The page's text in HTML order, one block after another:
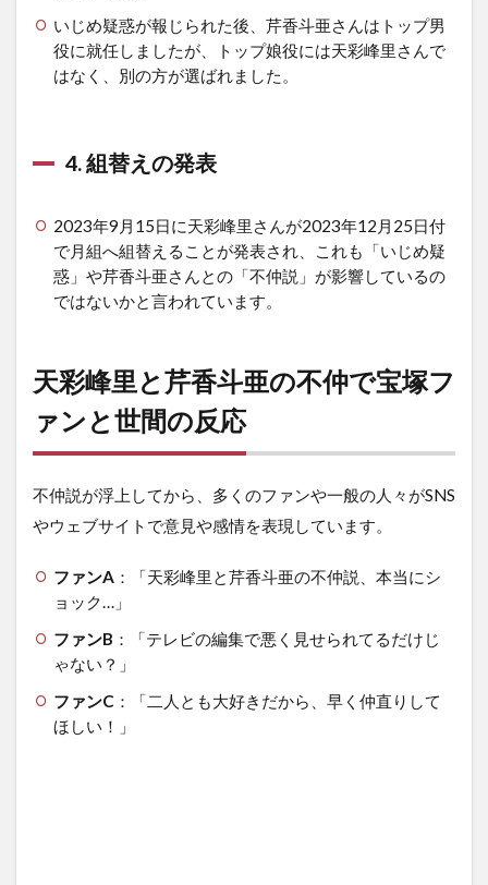
いじめ疑惑が報じられた後、芹香斗亜さんはトップ男
役に就任しましたが、トップ娘役には天彩峰里さんで
はなく、別の方が選ばれました。
4. 組替えの発表
2023年9月15日に天彩峰里さんが2023年12月25日付
で月組へ組替えることが発表され、これも「いじめ疑
惑」や芹香斗亜さんとの「不仲説」 が影響しているの
ではないかと言われています。
天彩峰里と芹香斗亜の不仲で宝塚フ
ァンと世間の反応
不仲説が浮上してから、多くのファンや一般の人々がSNS
やウェブサイトで意見や感情を表現しています。
ファンA：
「天彩峰里と芹香斗亜の不仲説、本当にシ
ョック…」
ファンB ：
「テレビの編集で悪く見せられてるだけじ
ゃない？」
ファンC ：
「二人とも大好きだから、早く仲直りして
ほしい！」